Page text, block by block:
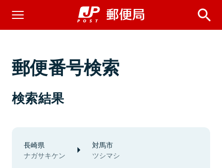
郵便番号検索
検索結果
長崎県
ナガサキケン
対馬市
ツシマシ